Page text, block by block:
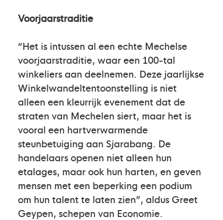
Voorjaarstraditie
“Het is intussen al een echte Mechelse
voorjaarstraditie, waar een 100-tal
winkeliers aan deelnemen. Deze jaarlijkse
Winkelwandeltentoonstelling is niet
alleen een kleurrijk evenement dat de
straten van Mechelen siert, maar het is
vooral een hartverwarmende
steunbetuiging aan Sjarabang. De
handelaars openen niet alleen hun
etalages, maar ook hun harten, en geven
mensen met een beperking een podium
om hun talent te laten zien”, aldus Greet
Geypen, schepen van Economie.